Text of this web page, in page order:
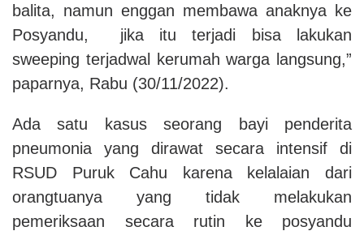
balita, namun enggan membawa anaknya ke
Posyandu, jika itu terjadi bisa lakukan
sweeping terjadwal kerumah warga langsung,”
paparnya, Rabu (30/11/2022).
Ada satu kasus seorang bayi penderita
pneumonia yang dirawat secara intensif di
RSUD Puruk Cahu karena kelalaian dari
orangtuanya yang tidak melakukan
pemeriksaan secara rutin ke posyandu